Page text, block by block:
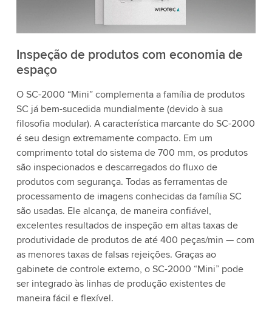
Inspeção de produtos com economia de
espaço
O SC-2000 “Mini” complementa a família de produtos
SC já bem-sucedida mundialmente (devido à sua
filosofia modular). A característica marcante do SC-2000
é seu design extremamente compacto. Em um
comprimento total do sistema de 700 mm, os produtos
são inspecionados e descarregados do fluxo de
produtos com segurança. Todas as ferramentas de
processamento de imagens conhecidas da família SC
são usadas. Ele alcança, de maneira confiável,
excelentes resultados de inspeção em altas taxas de
produtividade de produtos de até 400 peças/min — com
as menores taxas de falsas rejeições. Graças ao
gabinete de controle externo, o SC-2000 “Mini” pode
ser integrado às linhas de produção existentes de
maneira fácil e flexível.